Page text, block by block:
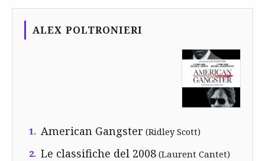
ALEX POLTRONIERI
1. American Gangster (Ridley Scott)
2. Le classifiche del 2008 (Laurent Cantet)